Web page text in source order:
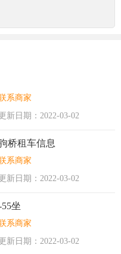
系商家
更新日期： 2022-03-02
桥租车信息
系商家
更新日期： 2022-03-02
坐
系商家
更新日期： 2022-03-02